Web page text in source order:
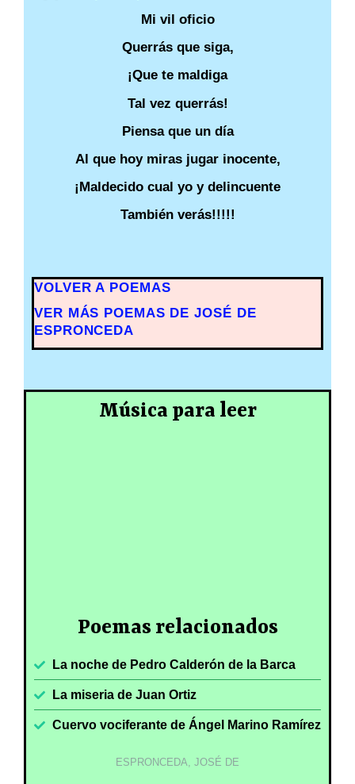
Mi vil oficio
Querrás que siga,
¡Que te maldiga
Tal vez querrás!
Piensa que un día
Al que hoy miras jugar inocente,
¡Maldecido cual yo y delincuente
También verás!!!!!
VOLVER A POEMAS
VER MÁS POEMAS DE JOSÉ DE
ESPRONCEDA
Música para leer
Poemas relacionados
La noche de Pedro Calderón de la Barca
La miseria de Juan Ortiz
Cuervo vociferante de Ángel Marino Ramírez
ESPRONCEDA, JOSÉ DE